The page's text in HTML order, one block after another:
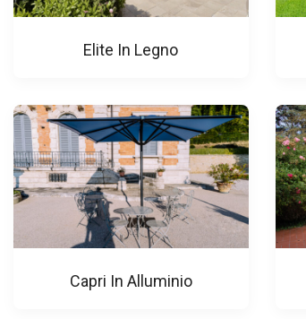
Elite In Legno
Capri In Alluminio